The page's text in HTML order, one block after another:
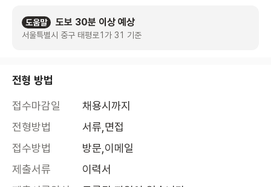
도움말 도보 30분 이상 예상
서울특별시 중구 태평로1가 31 기준
전형 방법
접수마감일
채용시까지
전형방법
서류,면접
접수방법
방문,이메일
제출서류
이력서